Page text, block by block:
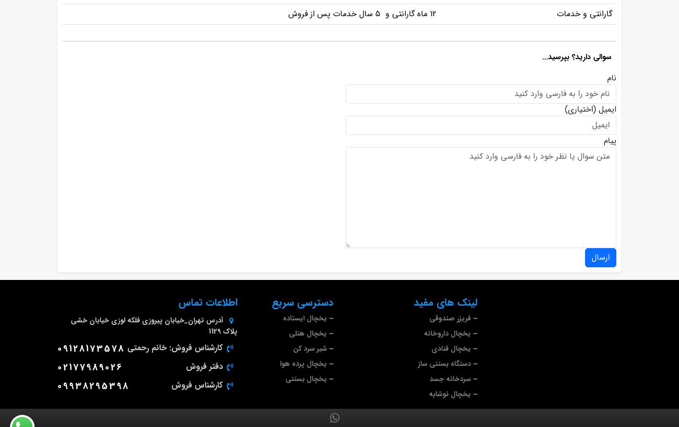
گارانتی و خدمات
12 ماه گارانتی و 5 سال خدمات پس از فروش
سوالی دارید؟ بپرسید...
نام
ایمیل (اختیاری)
پیام
ارسال
لینک های مفید
فریزر صندوقی
یخچال داروخانه
یخچال قنادی
دستگاه بستنی ساز
سردخانه جسد
یخچال نوشابه
دسترسی سریع
یخچال ایستاده
یخچال هتلی
شیر سرد کن
یخچال پرده هوا
یخچال بستنی
اطلاعات تماس
آدرس تهران_خیابان پیروزی فلکه لوزی خیابان خشی
پلاک 1129
کارشناس فروش: خانم رحمتی 09128173578
دفتر فروش 02177989026
کارشناس فروش 09938295398